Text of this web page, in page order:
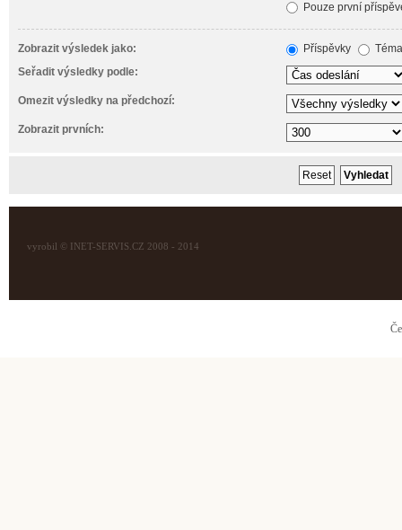
Pouze první
Zobrazit výsledek jako: Příspěvky
Seřadit výsledky podle:
Omezit výsledky na předchozí:
Zobrazit prvních:
vyrobil © INET-SERVIS.CZ 2008 - 2014